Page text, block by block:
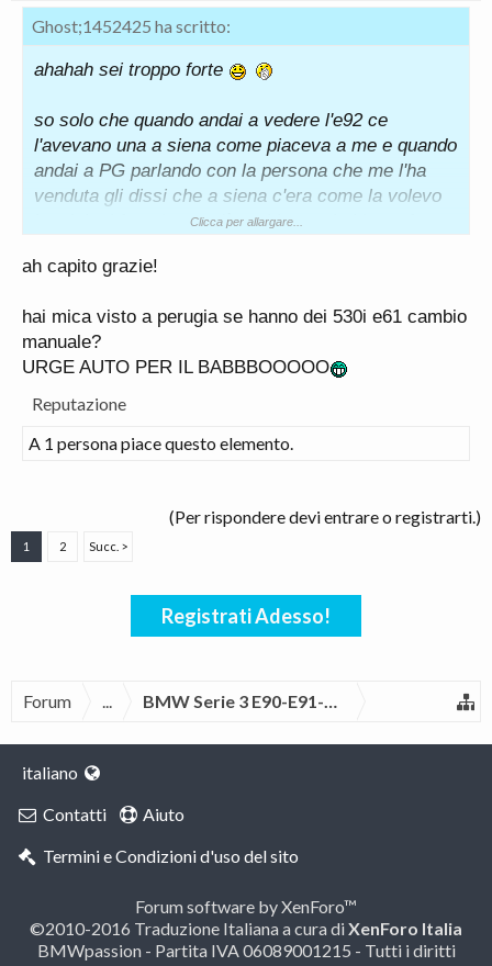
Ghost;1452425 ha scritto:
ahahah sei troppo forte
so solo che quando andai a vedere l'e92 ce
l'avevano una a siena come piaceva a me e quando
andai a PG parlando con la persona che me l'ha
venduta gli dissi che a siena c'era come la volevo
io e lui mi fa ..ah non c'è problema ..la blucar fa
gli appariva anche quelle di siena ..quindi se volevo
prenderla a siena
Non feci nulla perche aveva il cambio automatico
(che non avevo visto) ed era un 325i ..e dopo molte
Clicca per allargare...
ah capito grazie!
hai mica visto a perugia se hanno dei 530i e61 cambio
manuale?
URGE AUTO PER IL BABBBOOOOO
Reputazione
A 1 persona piace questo elemento.
(Per rispondere devi entrare o registrarti.)
1 2 Succ. >
Registrati Adesso!
Forum ... BMW Serie 3 E90-E91-E92-E93
italiano
Contatti
Aiuto
Termini e Condizioni d'uso del sito
Forum software by XenForo™
©2010-2016 Traduzione Italiana a cura diXenForo Italia
BMWpassion - Partita IVA 06089001215 - Tutti i diritti